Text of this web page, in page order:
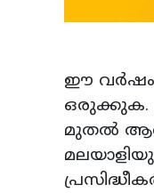
ഈ വർഷം
ഒരുക്കുക.
മുതൽ